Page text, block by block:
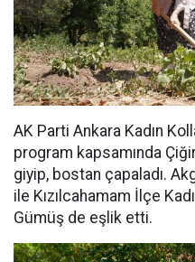
AK Parti Ankara Kadın
program kapsamında
giyip, bostan çapaladı.
ile Kızılcahamam İlçe
Gümüş de eşlik etti.